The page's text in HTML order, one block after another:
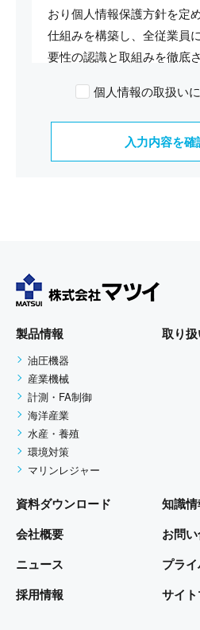
おり個人情報保護方針を定
仕組みを構築し、全従業員
要性の認識と取組みを徹底
当社は、お客さまの個人情
状態に保ち、個人情報への
個人情報の利用目的
お客さまからお預かりした
らのご連絡や業務のご案内
たします。
個人情報の第三者への開示・
当社は、お客さまよりお預
適切に管理し、お客さまの
たは、お客さまが希望され
ために当社が業務を委託す
必要である場合を除き、個
示いたしません。
安全管理装置の徹底
個人情報の取扱い
製品情報
油圧機器
産業機械
計測・FA制御
海洋産業
水産・養殖
環境対策
マリンレジャー
取り
資料ダウンロード
知識
会社概要
ニュース
採用情報
お問
プラ
サイ